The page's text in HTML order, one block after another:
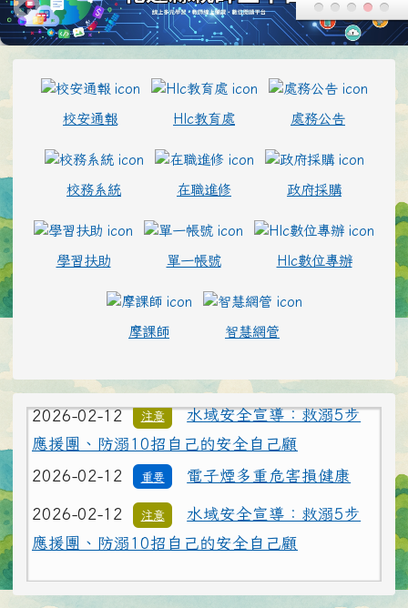
校安通報 Hlc教育處 處務公告
校務系統 在職進修 政府採購
學習扶助 單一帳號 Hlc數位專辦
摩課師 智慧網管
2026-02-12 注意
水域安全宣導：救溺5步
應援團、防溺10招自己的安全自己顧
2026-02-12 重要 電子煙多重危害損健康
注意
應援團、防溺10招自己的安全自己顧
頁尾區域